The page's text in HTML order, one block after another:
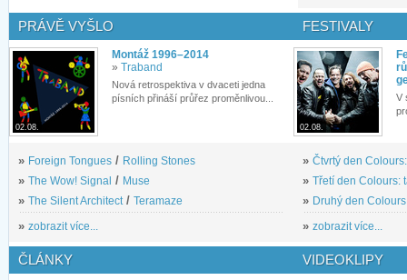
PRÁVĚ VYŠLO
02.08.
Montáž 1996–2014
» Traband
Nová retrospektiva v dvaceti jedna
písních přináší průřez proměnlivou...
» Foreign Tongues / Rolling Stones
» The Wow! Signal / Muse
» The Silent Architect / Teramaze
» zobrazit více...
FESTIVALY
02.08.
V
» Čtvrtý den
» Třetí den Colours:
» Druhý den
» zobrazit více...
ČLÁNKY VIDEOKLIPY